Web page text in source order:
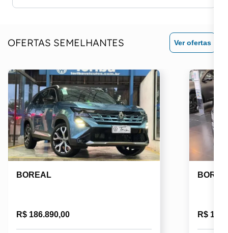
OFERTAS SEMELHANTES Ver ofertas
BOREAL
R$ 186.890,00 R$